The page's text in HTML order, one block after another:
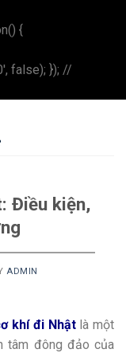
{
false); }); //
Điều kiện,
ADMIN
khí đi Nhậtlà một
tâm đông đảo của